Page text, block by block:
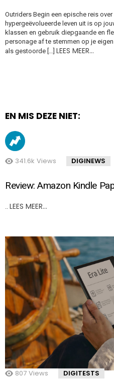
Outriders Begin een epische reis
hypergeëvolueerde leven uit is op
klassen en gebruik diepgaande en
personage af te stemmen op je
als gestoorde […] LEES MEER…
EN MIS DEZE NIET:
341.6k Views DIGINEWS
Review: Amazon Kindle
LEES MEER…
807 Views DIGITESTS